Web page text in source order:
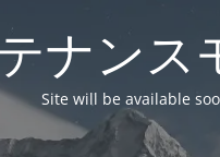
ナンス
Site will be available